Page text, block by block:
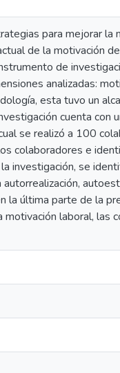
para mejorar la
de la motivación
de
analizadas:
esta tuvo un
cuenta con
se realizó a 100
colaboradores e
investigación, se
la última parte de la
laboral, las